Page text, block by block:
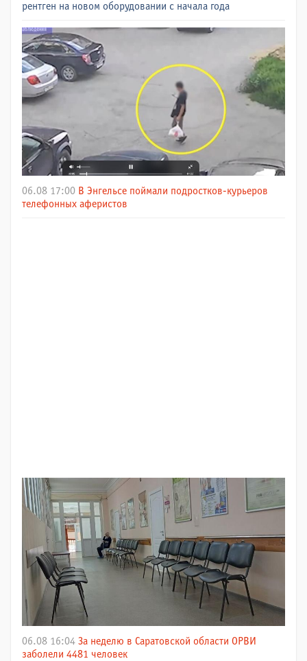
рентген на новом оборудовании с начала года
06.08 17:00 В Энгельсе поймали подростков-курьеров
телефонных аферистов
06.08 16:04 За неделю в Саратовской области ОРВИ
заболели 4481 человек